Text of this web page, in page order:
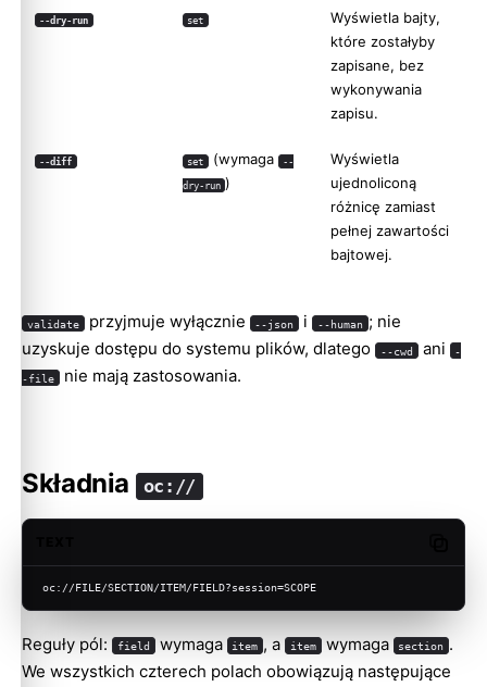
--dry-run set
Wyświetla bajty,
które zostałyby
zapisane, bez
wykonywania
zapisu.
--diff set (wymaga --
dry-run )
Wyświetla
ujednoliconą
różnicę zamiast
pełnej zawartości
bajtowej.
validate przyjmuje wyłącznie --json i --human ; nie
uzyskuje dostępu do systemu plików, dlatego
--cwd ani -
-file nie mają zastosowania.
Składnia oc://
oc://FILE/SECTION/ITEM/FIELD?session=SCOPE
Reguły pól: field wymaga item , a item wymaga section .
We wszystkich czterech polach obowiązują następujące